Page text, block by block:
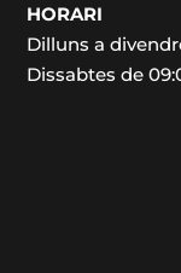
HORARI
Dilluns a
Dissabtes de